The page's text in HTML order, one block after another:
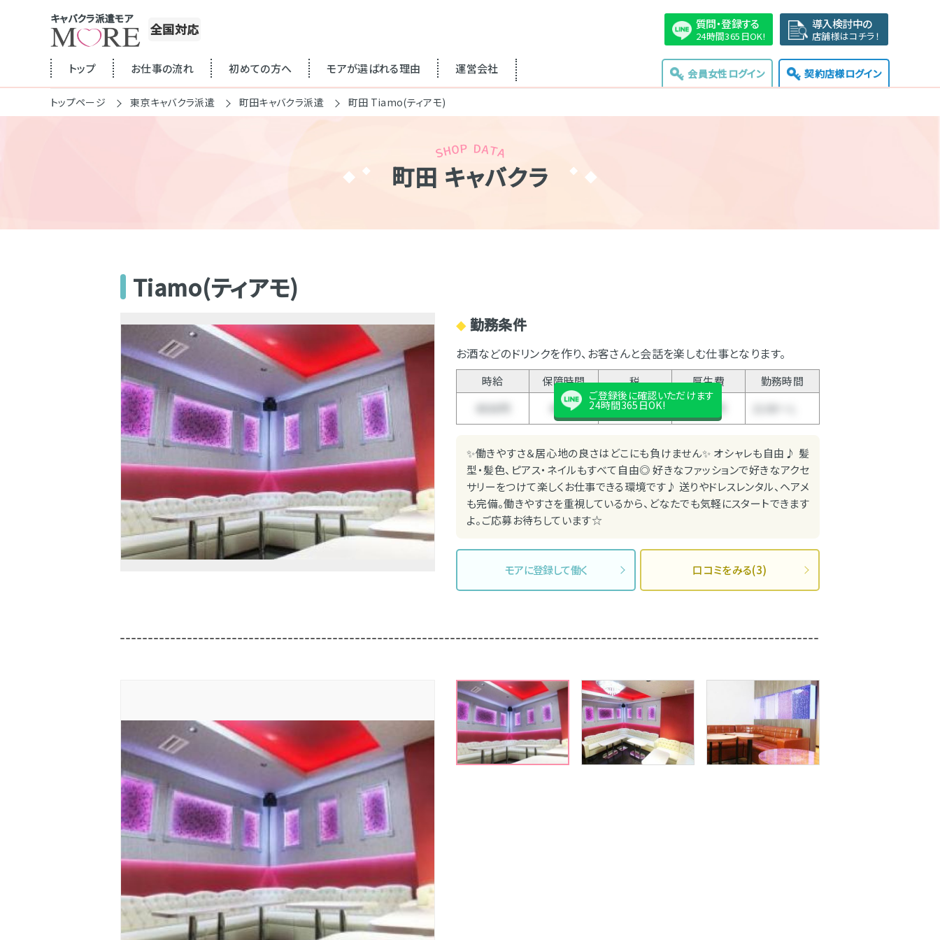
キャバクラ派遣モア
全国対応 質問・登録する
24時間365日OK!
導入検討中の
店舗様はコチラ！
トップ お仕事の流れ 初めての方へ モアが選ばれる理由 運営会社 会員女性ログイン 契約店様ログイン
トップページ 東京キャバクラ派遣 町田キャバクラ派遣 町田 Tiamo(ティアモ)
町田 キャバクラ
Tiamo(ティアモ)
◆勤務条件
お酒などのドリンクを作り、お客さんと会話を楽しむ仕事となります。
時給 保障時間 税 厚生費
勤務時間
4時間 15%
ご登録後に確認いただけます
24時間365日OK!
✨働きやすさ＆居心地の良さはどこにも負けません✨ オシャレも自由♪ 髪
型・髪色、ピアス・ネイルもすべて自由◎ 好きなファッションで好きなアクセ
サリーをつけて楽しくお仕事できる環境です♪ 送りやドレスレンタル、ヘアメ
も完備。働きやすさを重視しているから、どなたでも気軽にスタートできます
よ。ご応募お待ちしています☆
モアに登録して働く 口コミをみる(3)